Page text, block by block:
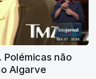
Polémicas não
Algarve